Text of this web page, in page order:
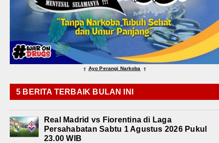
⇑ Ayo Perangi Narkoba ⇑
5 BERITA TERBAIK BULAN INI
Real Madrid vs Fiorentina di Laga
Persahabatan Sabtu 1 Agustus 2026 Pukul
23.00 WIB